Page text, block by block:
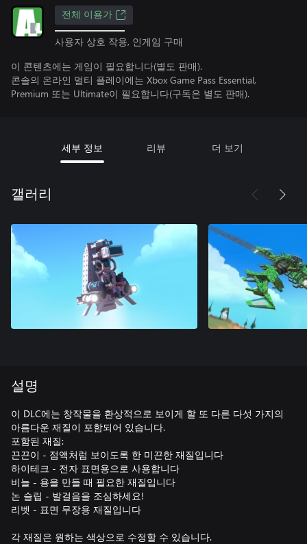
전체 이용가
사용자 상호 작용, 인게임 구매
이 콘텐츠에는 게임이 필요합니다(별도 판매).
콘솔의 온라인 멀티 플레이에는 Xbox Game Pass Essential,
Premium 또는 Ultimate이 필요합니다(구독은 별도 판매).
세부 정보 리뷰 더 보기
갤러리
설명
이 DLC에는 창작물을 환상적으로 보이게 할 또 다른 다섯 가지의
아름다운 재질이 포함되어 있습니다.
포함된 재질:
끈끈이 - 점액처럼 보이도록 한 미끈한 재질입니다
하이테크 - 전자 표면용으로 사용합니다
비늘 - 용을 만들 때 필요한 재질입니다
논 슬립 - 발걸음을 조심하세요!
리벳 - 표면 무장용 재질입니다
각 재질은 원하는 색상으로 수정할 수 있습니다.